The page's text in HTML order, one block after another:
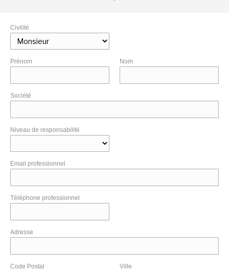
Civilité
Prénom Nom
Société
Niveau de responsabilité
Email professionnel
Téléphone professionnel
Adresse
Code Postal Ville